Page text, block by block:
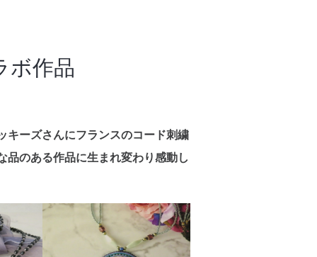
ボ作品
キーズさんにフランスのコード刺繍
品のある作品に生まれ変わり感動し